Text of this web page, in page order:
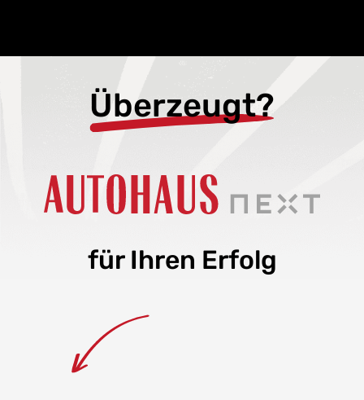
Überzeugt?
für Ihren Erfolg